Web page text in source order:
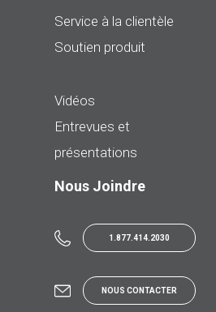
Service à la clientèle
Soutien produit
Vidéos
Entrevues et
présentations
Nous Joindre
1.877.414.2030
NOUS CONTACTER